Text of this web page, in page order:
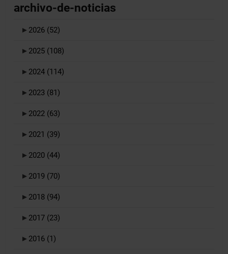
archivo-de-noticias
► 2026 (52)
► 2025 (108)
► 2024 (114)
► 2023 (81)
► 2022 (63)
► 2021 (39)
► 2020 (44)
► 2019 (70)
► 2018 (94)
► 2017 (23)
► 2016 (1)